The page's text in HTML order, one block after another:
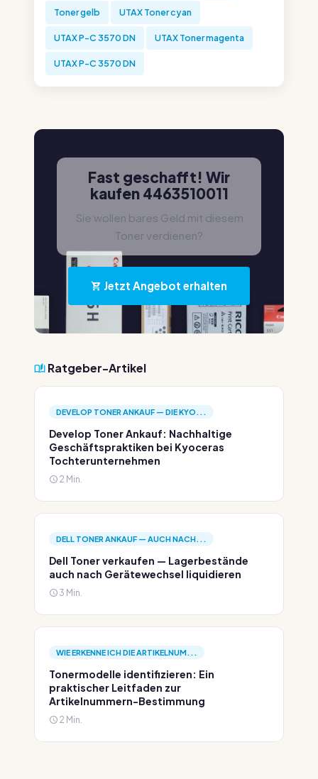
Toner gelb UTAX Toner cyan
UTAX P-C 3570 DN UTAX Toner magenta
UTAX P-C 3570 DN
Fast geschafft! Wir
kaufen 4463510011
Sie wollen bares Geld mit diesem
Toner verdienen?
Jetzt Angebot erhalten
Ratgeber-Artikel
DEVELOP TONER ANKAUF — DIE KYO...
Develop Toner Ankauf: Nachhaltige
Geschäftspraktiken bei Kyoceras
Tochterunternehmen
2 Min.
DELL TONER ANKAUF — AUCH NACH...
Dell Toner verkaufen — Lagerbestände
auch nach Gerätewechsel liquidieren
3 Min.
WIE ERKENNE ICH DIE ARTIKELNUM...
Tonermodelle identifizieren: Ein
praktischer Leitfaden zur
Artikelnummern-Bestimmung
2 Min.